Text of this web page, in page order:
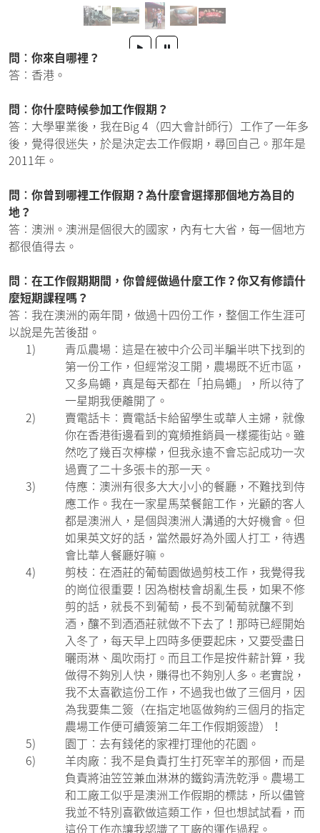
問︰你來自哪裡？
答︰香港。
問︰你什麼時候參加工作假期？
答︰大學畢業後，我在Big 4（四大會計師行）工作了一年多
後，覺得很迷失，於是決定去工作假期，尋回自己。那年是
2011年。
問︰你曾到哪裡工作假期？為什麼會選擇那個地方為目的
地？
答︰澳洲。澳洲是個很大的國家，內有七大省，每一個地方
都很值得去。
問︰在工作假期期間，你曾經做過什麼工作？你又有修讀什
麼短期課程嗎？
答︰我在澳洲的兩年間，做過十四份工作，整個工作生涯可
以說是先苦後甜。
1)
青瓜農場︰這是在被中介公司半騙半哄下找到的
第一份工作，但經常沒工開，農場既不近市區，
又多烏蠅，真是每天都在「拍烏蠅」，所以待了
一星期我便離開了。
2)
賣電話卡︰賣電話卡給留學生或華人主婦，就像
你在香港街邊看到的寬頻推銷員一樣擺街站。雖
然吃了幾百次檸檬，但我永遠不會忘記成功一次
過賣了二十多張卡的那一天。
3)
侍應︰澳洲有很多大大小小的餐廳，不難找到侍
應工作。我在一家星馬菜餐館工作，光顧的客人
都是澳洲人，是個與澳洲人溝通的大好機會。但
如果英文好的話，當然最好為外國人打工，待遇
會比華人餐廳好嘛。
4)
剪枝︰在酒莊的葡萄園做過剪枝工作，我覺得我
的崗位很重要！因為樹枝會胡亂生長，如果不修
剪的話，就長不到葡萄，長不到葡萄就釀不到
酒，釀不到酒酒莊就做不下去了！那時已經開始
入冬了，每天早上四時多便要起床，又要受盡日
曬雨淋、風吹雨打。而且工作是按件薪計算，我
做得不夠別人快，賺得也不夠別人多。老實說，
我不太喜歡這份工作，不過我也做了三個月，因
為我要集二簽（在指定地區做夠約三個月的指定
農場工作便可續簽第二年工作假期簽證）！
5)
園丁︰去有錢佬的家裡打理他的花園。
6)
羊肉廠︰我不是負責打生打死宰羊的那個，而是
負責將油笠笠兼血淋淋的鐵鈎清洗乾淨。農場工
和工廠工似乎是澳洲工作假期的標誌，所以儘管
我並不特別喜歡做這類工作，但也想試試看，而
這份工作亦讓我認識了工廠的運作過程。